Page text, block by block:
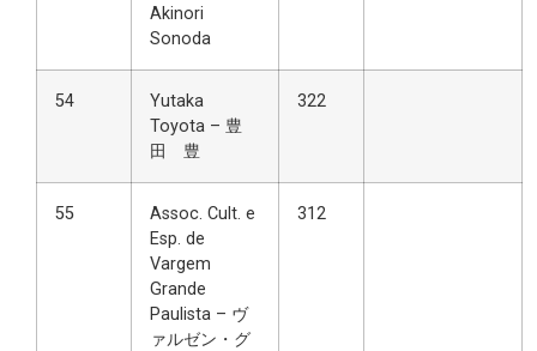
Akinori
Sonoda
54
Yutaka
Toyota – 豊
田 豊
322
55
Assoc. Cult. e
Esp. de
Vargem
Grande
Paulista – ヴ
ァルゼン・グ
312